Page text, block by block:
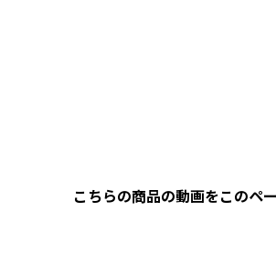
こちらの商品の動画をこのペ